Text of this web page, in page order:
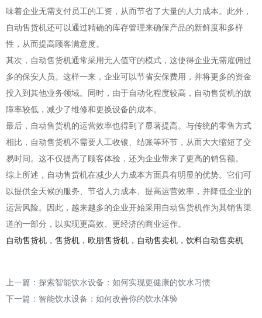
味着企业无需支付员工的工资，从而节省了大量的人力成本。此外，
自动售货机还可以通过精确的库存管理来确保产品的新鲜度和多样
性，从而提高顾客满意度。
其次，自动售货机通常采用无人值守的模式，这使得企业无需雇佣过
多的保安人员。这样一来，企业可以节省安保费用，并将更多的资金
投入到其他业务领域。同时，由于自动化程度较高，自动售货机的故
障率较低，减少了维修和更换设备的成本。
最后，自动售货机的运营效率也得到了显著提高。与传统的零售方式
相比，自动售货机不需要人工收银、结账等环节，从而大大缩短了交
易时间。这不仅提高了顾客体验，还为企业带来了更高的销售额。
综上所述，自动售货机在减少人力成本方面具有明显的优势。它们可
以提供全天候的服务、节省人力成本、提高运营效率，并降低企业的
运营风险。因此，越来越多的企业开始采用自动售货机作为其销售渠
道的一部分，以实现更高效、更经济的商业运作。
自动售货机，售货机，欧朋售货机，自动售卖机，饮料自动售卖机
上一篇： 探索智能饮水设备：如何实现更健康的饮水习惯
下一篇： 智能饮水设备：如何改善你的饮水体验